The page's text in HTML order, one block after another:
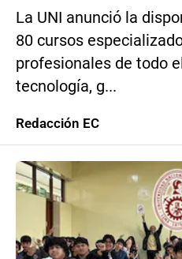
La UNI anunció la
80 cursos
profesionales de todo
tecnología, g...
Redacción EC